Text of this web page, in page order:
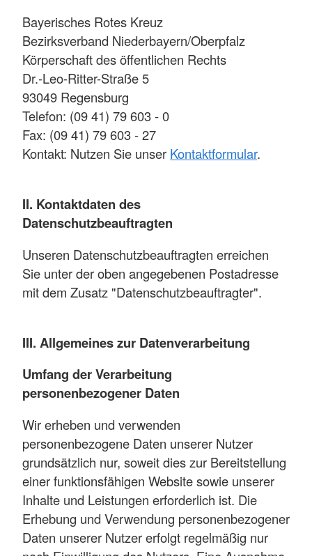
Bayerisches Rotes Kreuz
Bezirksverband Niederbayern/Oberpfalz
Körperschaft des öffentlichen Rechts
Dr.-Leo-Ritter-Straße 5
93049 Regensburg
Telefon: (09 41) 79 603 - 0
Fax: (09 41) 79 603 - 27
Kontakt: Nutzen Sie unser Kontaktformular.
II. Kontaktdaten des
Datenschutzbeauftragten
Unseren Datenschutzbeauftragten erreichen
Sie unter der oben angegebenen Postadresse
mit dem Zusatz "Datenschutzbeauftragter".
III. Allgemeines zur Datenverarbeitung
Umfang der Verarbeitung
personenbezogener Daten
Wir erheben und verwenden
personenbezogene Daten unserer Nutzer
grundsätzlich nur, soweit dies zur Bereitstellung
einer funktionsfähigen Website sowie unserer
Inhalte und Leistungen erforderlich ist. Die
Erhebung und Verwendung personenbezogener
Daten unserer Nutzer erfolgt regelmäßig nur